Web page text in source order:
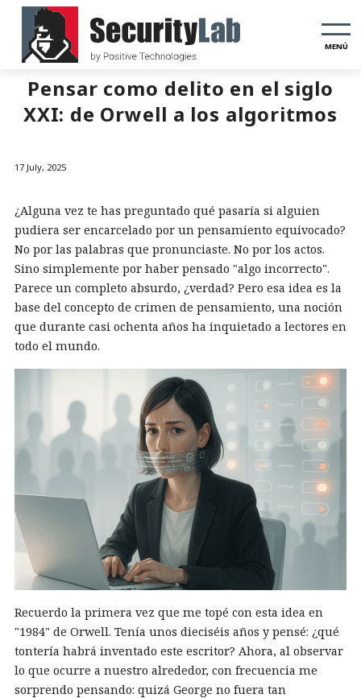
MENÚ
Pensar como delito en el siglo
XXI: de Orwell a los algoritmos
17 July, 2025
¿Alguna vez te has preguntado qué pasaría si alguien
pudiera ser encarcelado por un pensamiento equivocado?
No por las palabras que pronunciaste. No por los actos.
Sino simplemente por haber pensado "algo incorrecto".
Parece un completo absurdo, ¿verdad? Pero esa idea es la
base del concepto de crimen de pensamiento, una noción
que durante casi ochenta años ha inquietado a lectores en
todo el mundo.
Recuerdo la primera vez que me topé con esta idea en
"1984" de Orwell. Tenía unos dieciséis años y pensé: ¿qué
tontería habrá inventado este escritor? Ahora, al observar
lo que ocurre a nuestro alrededor, con frecuencia me
sorprendo pensando: quizá George no fuera tan